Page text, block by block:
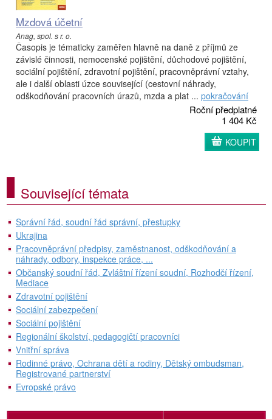
Mzdová účetní
Anag, spol. s r. o.
Časopis je tématicky zaměřen hlavně na daně z příjmů ze
závislé činnosti, nemocenské pojištění, důchodové pojištění,
sociální pojištění, zdravotní pojištění, pracovněprávní vztahy,
ale i další oblasti úzce související (cestovní náhrady,
odškodňování pracovních úrazů, mzda a plat ... pokračování
Roční předplatné
1 404 Kč
KOUPIT
Související témata
Správní řád, soudní řád správní, přestupky
Ukrajina
Pracovněprávní předpisy, zaměstnanost, odškodňování a
náhrady, odbory, inspekce práce, ...
Občanský soudní řád, Zvláštní řízení soudní, Rozhodčí řízení,
Mediace
Zdravotní pojištění
Sociální zabezpečení
Sociální pojištění
Regionální školství, pedagogičtí pracovníci
Vnitřní správa
Rodinné právo, Ochrana dětí a rodiny, Dětský ombudsman,
Registrované partnerství
Evropské právo